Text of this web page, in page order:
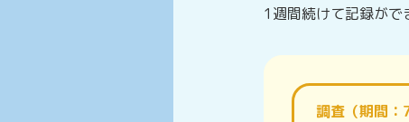
1週間続けて記録がで
調査（期間：